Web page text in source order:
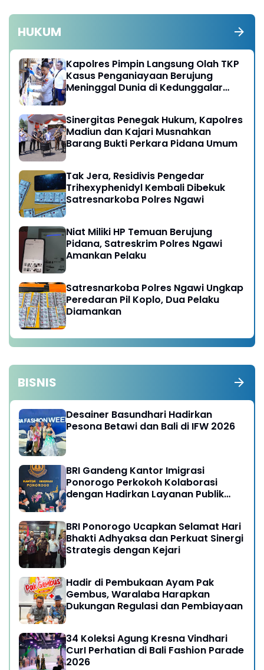
HUKUM
Kapolres Pimpin Langsung Olah TKP
Kasus Penganiayaan Berujung
Meninggal Dunia di Kedunggalar
Sinergitas Penegak Hukum, Kapolres
Madiun dan Kajari Musnahkan
Barang Bukti Perkara Pidana Umum
Tak Jera, Residivis Pengedar
Trihexyphenidyl Kembali Dibekuk
Satresnarkoba Polres Ngawi
Niat Miliki HP Temuan Berujung
Pidana, Satreskrim Polres Ngawi
Amankan Pelaku
Satresnarkoba Polres Ngawi Ungkap
Peredaran Pil Koplo, Dua Pelaku
Diamankan
BISNIS
Desainer Basundhari Hadirkan
Pesona Betawi dan Bali di IFW 2026
BRI Gandeng Kantor Imigrasi
Ponorogo Perkokoh Kolaborasi
dengan Hadirkan Layanan Publik
BRI Ponorogo Ucapkan Selamat Hari
Bhakti Adhyaksa dan Perkuat Sinergi
Strategis dengan Kejari
Hadir di Pembukaan Ayam Pak
Gembus, Waralaba Harapkan
Dukungan Regulasi dan Pembiayaan
34 Koleksi Agung Kresna Vindhari
CurI Perhatian di Bali Fashion Parade
2026